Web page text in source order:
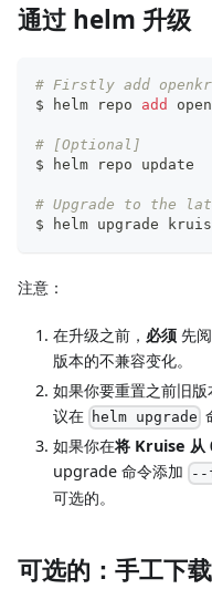
通过 helm 升级
# Firstly add
$ helm repo add
# [Optional]
$ helm repo update
# Upgrade to the
$ helm upgrade
注意：
在升级之前， 必须 先
版本的不兼容变化。
如果你要重置之前旧
议在 helm upgrade
如果你在将 Kruise 从
upgrade 命令添加
--
可选的。
可选的：手工下